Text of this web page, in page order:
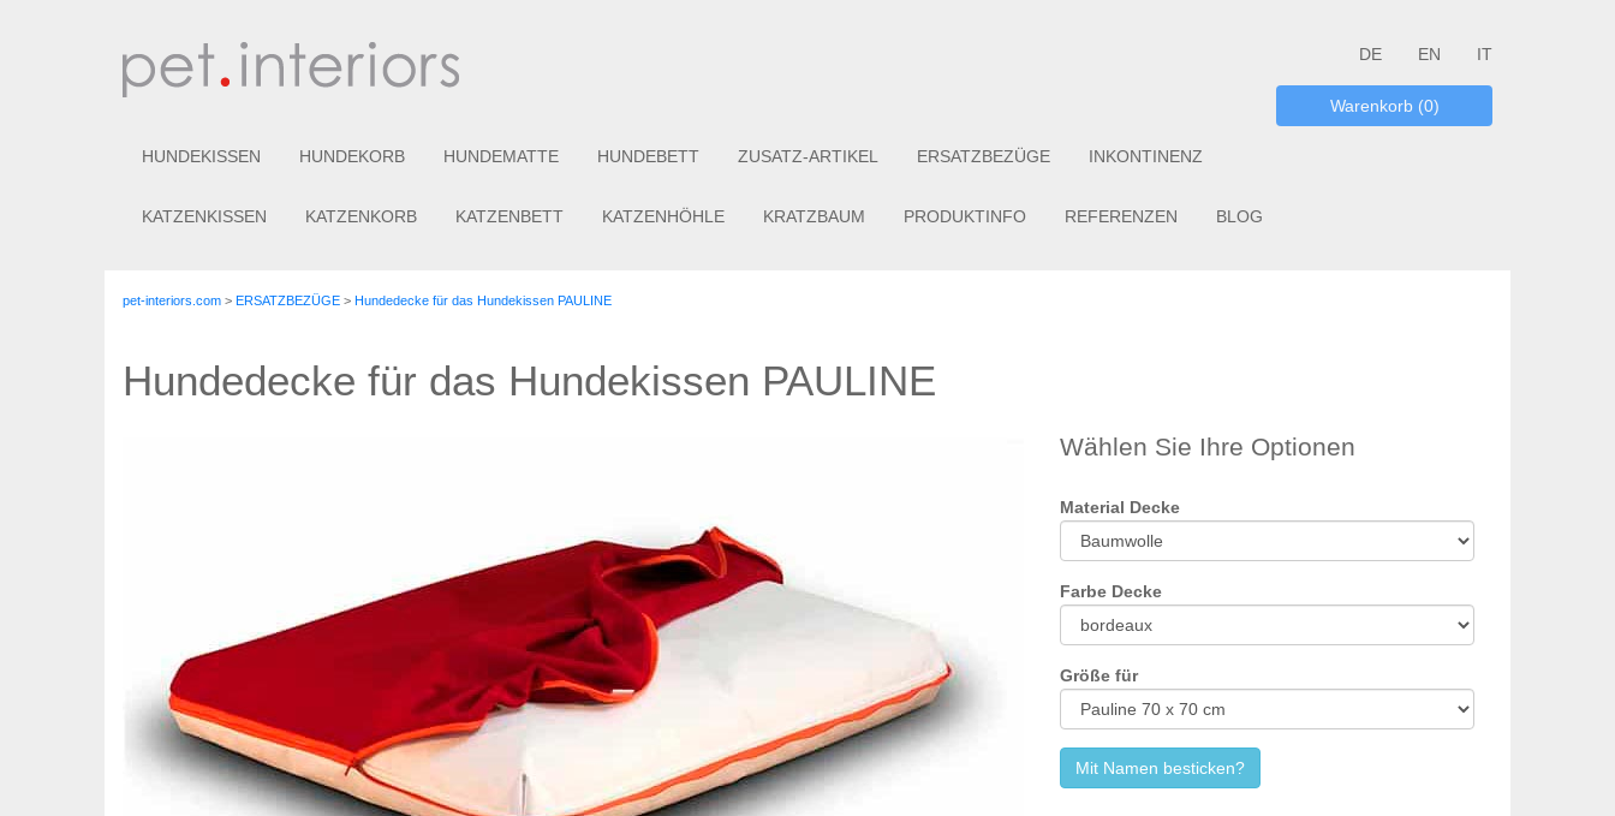
DE EN IT
Warenkorb (0)
HUNDEKISSEN HUNDEKORB HUNDEMATTE HUNDEBETT ZUSATZ-ARTIKEL ERSATZBEZÜGE INKONTINENZ
KATZENKISSEN KATZENKORB KATZENBETT KATZENHÖHLE KRATZBAUM PRODUKTINFO REFERENZEN BLOG
pet-interiors.com > ERSATZBEZÜGE > Hundedecke für das Hundekissen PAULINE
Hundedecke für das Hundekissen PAULINE
Wählen Sie Ihre Optionen
Material Decke
Farbe Decke
Größe für
Mit Namen besticken?